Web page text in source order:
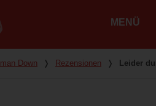
MENÜ
Down ❭ Rezensionen ❭ Leider